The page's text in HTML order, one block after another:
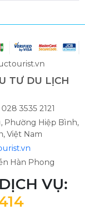
TƯ DU LỊCH
3535 2121
Phường Hiệp Bình,
Việt Nam
Hàn Phong
VỤ: